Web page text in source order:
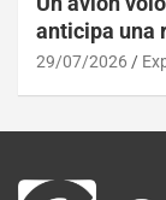
anticipa una
29/07/2026